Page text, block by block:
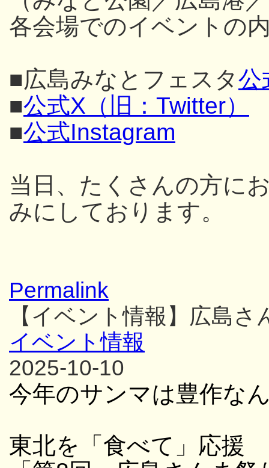
各会場でのイベントの
■広島みなとフェスタ公
■公式X（旧：Twitter）
■公式Instagram
当日、たくさんの方に
みにしております。
Permalink
【イベント情報】広島さ
イベント情報
2025-10-10
今年のサンマは豊作な
東北を「食べて」応援